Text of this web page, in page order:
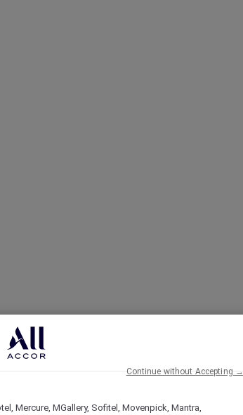
Mercure, MGallery, Sofitel, Movenpick, Mantra,
Continue without Accepting →